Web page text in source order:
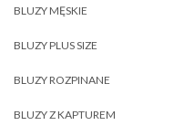
BLUZY MĘSKIE
BLUZY PLUS SIZE
BLUZY ROZPINANE
BLUZY Z KAPTUREM